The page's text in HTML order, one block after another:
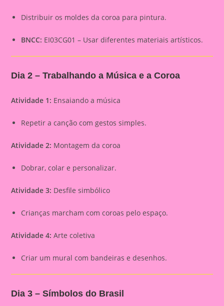
Distribuir os moldes da coroa para pintura.
BNCC: EI03CG01 – Usar diferentes materiais artísticos.
Dia 2 – Trabalhando a Música e a Coroa
Atividade 1: Ensaiando a música
Repetir a canção com gestos simples.
Atividade 2: Montagem da coroa
Dobrar, colar e personalizar.
Atividade 3: Desfile simbólico
Crianças marcham com coroas pelo espaço.
Atividade 4: Arte coletiva
Criar um mural com bandeiras e desenhos.
Dia 3 – Símbolos do Brasil